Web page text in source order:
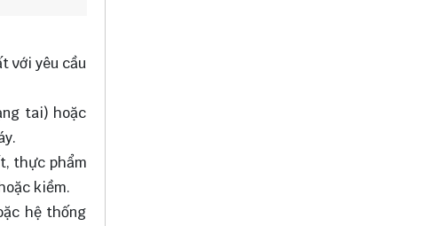
với yêu cầu
tai) hoặc
thực phẩm
kiềm.
hệ thống